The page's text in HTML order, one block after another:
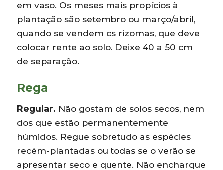
em vaso. Os meses mais propícios à
plantação são setembro ou março/abril,
quando se vendem os rizomas, que deve
colocar rente ao solo. Deixe 40 a 50 cm
de separação.
Rega
Regular. Não gostam de solos secos, nem
dos que estão permanentemente
húmidos. Regue sobretudo as espécies
recém-plantadas ou todas se o verão se
apresentar seco e quente. Não encharque